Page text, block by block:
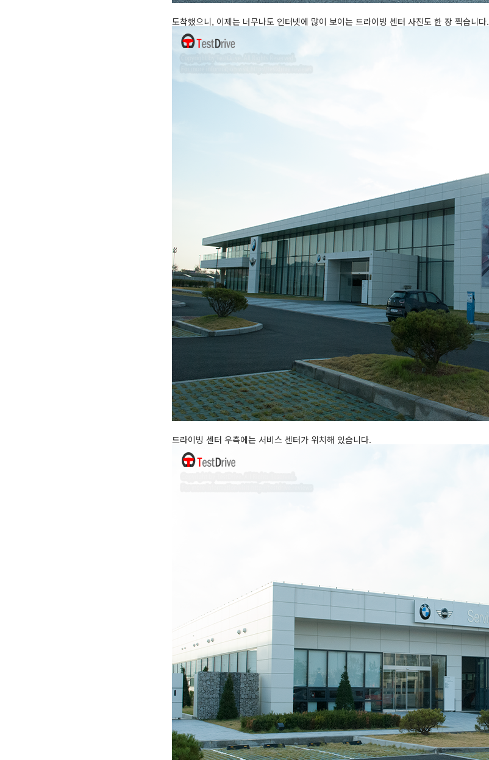
도착했으니, 이제는 너무나도 인터넷에 많이 보이는 드라이빙 센터 사진도 한 장 찍습니다.
드라이빙 센터 우측에는 서비스 센터가 위치해 있습니다.